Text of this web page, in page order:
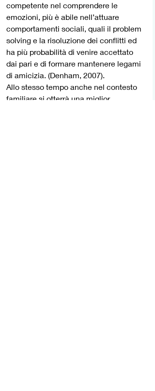
competente nel comprendere le
emozioni, più è abile nell’attuare
comportamenti sociali, quali il problem
solving e la risoluzione dei conflitti ed
ha più probabilità di venire accettato
dai pari e di formare mantenere legami
di amicizia. (Denham, 2007).
Allo stesso tempo anche nel contesto
familiare si otterrà una miglior